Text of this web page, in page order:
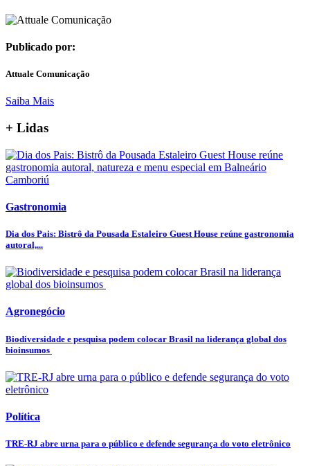
Publicado por:
Attuale Comunicação
Saiba Mais
+ Lidas
Gastronomia
Dia dos Pais: Bistrô da Pousada Estaleiro Guest House reúne gastronomia
autoral,...
Agronegócio
Biodiversidade e pesquisa podem colocar Brasil na liderança global dos
bioinsumos
Política
TRE-RJ abre urna para o público e defende segurança do voto eletrônico